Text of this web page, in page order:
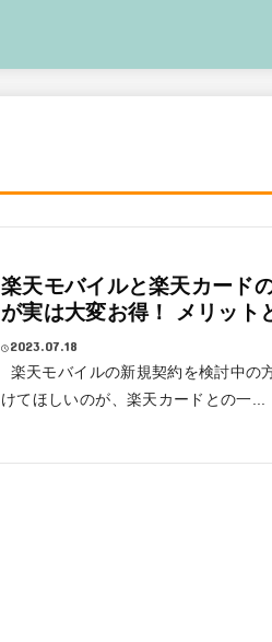
楽天モバイルと楽天カード
が実は大変お得！ メリット
2023.07.18
楽天モバイルの新規契約を検討中の
けてほしいのが、楽天カードとの一...